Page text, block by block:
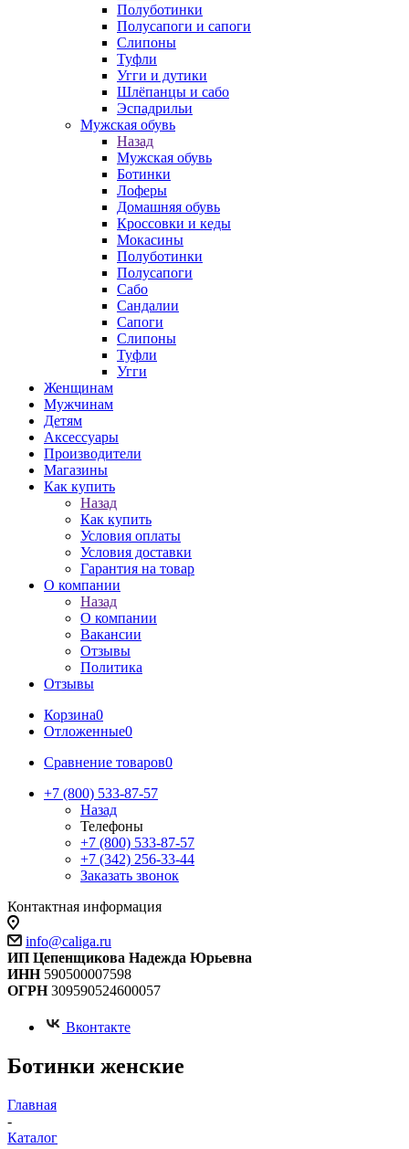
Полуботинки
Полусапоги и сапоги
Слипоны
Туфли
Угги и дутики
Шлёпанцы и сабо
Эспадрильи
Мужская обувь
Назад
Мужская обувь
Ботинки
Лоферы
Домашняя обувь
Кроссовки и кеды
Мокасины
Полуботинки
Полусапоги
Сабо
Сандалии
Сапоги
Слипоны
Туфли
Угги
Женщинам
Мужчинам
Детям
Аксессуары
Производители
Магазины
Как купить
Назад
Как купить
Условия оплаты
Условия доставки
Гарантия на товар
О компании
Назад
О компании
Вакансии
Отзывы
Политика
Отзывы
Корзина0
Отложенные0
Сравнение товаров0
+7 (800) 533-87-57
Назад
Телефоны
+7 (800) 533-87-57
+7 (342) 256-33-44
Заказать звонок
Контактная информация
info@caliga.ru
ИП Цепенщикова Надежда Юрьевна
ИНН 590500007598
ОГРН309590524600057
Вконтакте
Ботинки женские
Главная
-
Каталог